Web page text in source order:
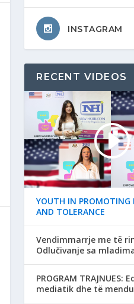
INSTAGRAM
RECENT VIDEOS
YOUTH IN PROMOTING
AND TOLERANCE
Vendimmarrje me të
Odlučivanje sa
PROGRAM TRAJNUES:
mediatik dhe të